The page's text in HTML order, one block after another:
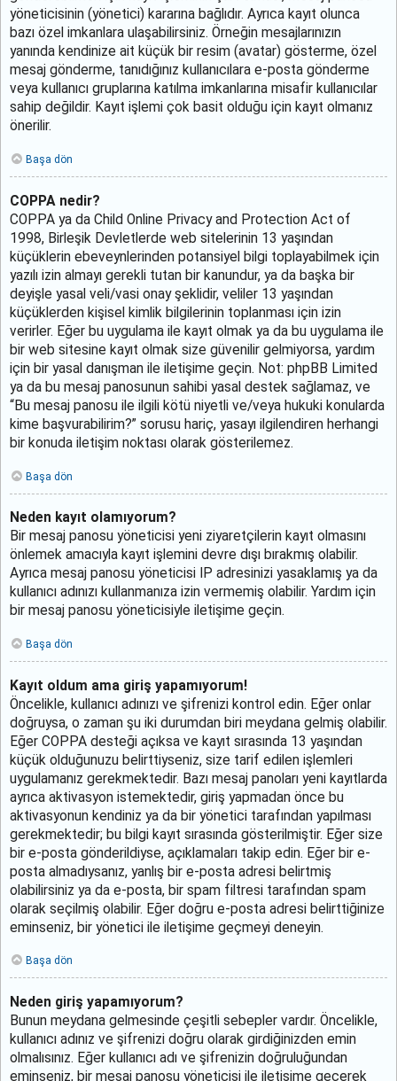
yöneticisinin (yönetici) kararına bağlıdır. Ayrıca kayıt olunca
bazı özel imkanlara ulaşabilirsiniz. Örneğin mesajlarınızın
yanında kendinize ait küçük bir resim (avatar) gösterme, özel
mesaj gönderme, tanıdığınız kullanıcılara e-posta gönderme
veya kullanıcı gruplarına katılma imkanlarına misafir kullanıcılar
sahip değildir. Kayıt işlemi çok basit olduğu için kayıt olmanız
önerilir.
Başa dön
COPPA nedir?
COPPA ya da Child Online Privacy and Protection Act of
1998, Birleşik Devletlerde web sitelerinin 13 yaşından
küçüklerin ebeveynlerinden potansiyel bilgi toplayabilmek için
yazılı izin almayı gerekli tutan bir kanundur, ya da başka bir
deyişle yasal veli/vasi onay şeklidir, veliler 13 yaşından
küçüklerden kişisel kimlik bilgilerinin toplanması için izin
verirler. Eğer bu uygulama ile kayıt olmak ya da bu uygulama ile
bir web sitesine kayıt olmak size güvenilir gelmiyorsa, yardım
için bir yasal danışman ile iletişime geçin. Not: phpBB Limited
ya da bu mesaj panosunun sahibi yasal destek sağlamaz, ve
“Bu mesaj panosu ile ilgili kötü niyetli ve/veya hukuki konularda
kime başvurabilirim?” sorusu hariç, yasayı ilgilendiren herhangi
bir konuda iletişim noktası olarak gösterilemez.
Başa dön
Neden kayıt olamıyorum?
Bir mesaj panosu yöneticisi yeni ziyaretçilerin kayıt olmasını
önlemek amacıyla kayıt işlemini devre dışı bırakmış olabilir.
Ayrıca mesaj panosu yöneticisi IP adresinizi yasaklamış ya da
kullanıcı adınızı kullanmanıza izin vermemiş olabilir. Yardım için
bir mesaj panosu yöneticisiyle iletişime geçin.
Başa dön
Kayıt oldum ama giriş yapamıyorum!
Öncelikle, kullanıcı adınızı ve şifrenizi kontrol edin. Eğer onlar
doğruysa, o zaman şu iki durumdan biri meydana gelmiş olabilir.
Eğer COPPA desteği açıksa ve kayıt sırasında 13 yaşından
küçük olduğunuzu belirttiyseniz, size tarif edilen işlemleri
uygulamanız gerekmektedir. Bazı mesaj panoları yeni kayıtlarda
ayrıca aktivasyon istemektedir, giriş yapmadan önce bu
aktivasyonun kendiniz ya da bir yönetici tarafından yapılması
gerekmektedir; bu bilgi kayıt sırasında gösterilmiştir. Eğer size
bir e-posta gönderildiyse, açıklamaları takip edin. Eğer bir e-
posta almadıysanız, yanlış bir e-posta adresi belirtmiş
olabilirsiniz ya da e-posta, bir spam filtresi tarafından spam
olarak seçilmiş olabilir. Eğer doğru e-posta adresi belirttiğinize
eminseniz, bir yönetici ile iletişime geçmeyi deneyin.
Başa dön
Neden giriş yapamıyorum?
Bunun meydana gelmesinde çeşitli sebepler vardır. Öncelikle,
kullanıcı adınız ve şifrenizi doğru olarak girdiğinizden emin
olmalısınız. Eğer kullanıcı adı ve şifrenizin doğruluğundan
eminseniz, bir mesaj panosu yöneticisi ile iletişime geçerek